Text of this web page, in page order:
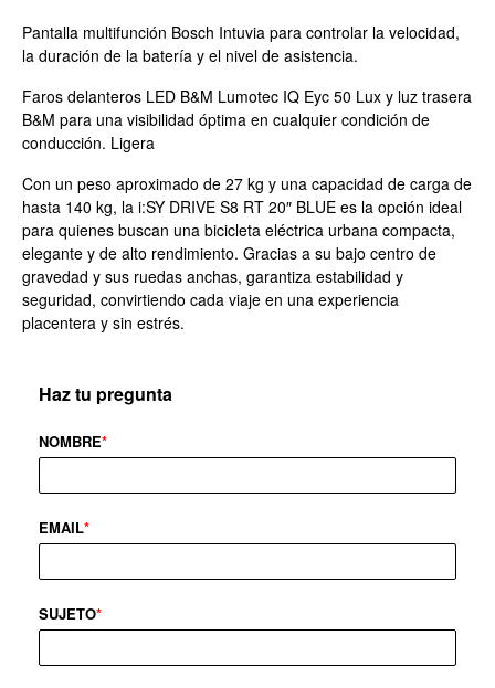
Pantalla multifunción Bosch Intuvia para controlar la velocidad,
la duración de la batería y el nivel de asistencia.
Faros delanteros LED B&M Lumotec IQ Eyc 50 Lux y luz trasera
B&M para una visibilidad óptima en cualquier condición de
conducción. Ligera
Con un peso aproximado de 27 kg y una capacidad de carga de
hasta 140 kg, la i:SY DRIVE S8 RT 20″ BLUE es la opción ideal
para quienes buscan una bicicleta eléctrica urbana compacta,
elegante y de alto rendimiento. Gracias a su bajo centro de
gravedad y sus ruedas anchas, garantiza estabilidad y
seguridad, convirtiendo cada viaje en una experiencia
placentera y sin estrés.
Haz tu pregunta
NOMBRE*
EMAIL*
SUJETO*